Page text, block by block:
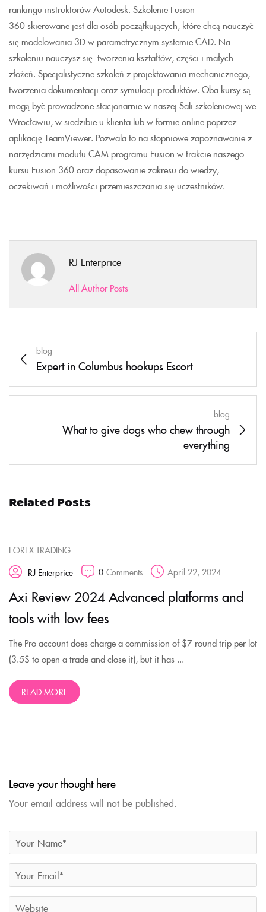
rankingu instruktorów Autodesk. Szkolenie Fusion
360 skierowane jest dla osób początkujących, które chcą nauczyć
się modelowania 3D w parametrycznym systemie CAD. Na
szkoleniu nauczysz się tworzenia kształtów, części i małych
złożeń. Specjalistyczne szkoleń z projektowania mechanicznego,
tworzenia dokumentacji oraz symulacji produktów. Oba kursy są
mogą być prowadzone stacjonarnie w naszej Sali szkoleniowej we
Wrocławiu, w siedzibie u klienta lub w formie online poprzez
aplikację TeamViewer. Pozwala to na stopniowe zapoznawanie z
narzędziami modułu CAM programu Fusion w trakcie naszego
kursu Fusion 360 oraz dopasowanie zakresu do wiedzy,
oczekiwań i możliwości przemieszczania się uczestników.
RJ Enterprice
All Author Posts
blog
Expert in Columbus hookups Escort
blog
What to give dogs who chew through
everything
Related Posts
FOREX TRADING
RJ Enterprice
0 Comments April 22, 2024
Axi Review 2024 Advanced platforms and
tools with low fees
The Pro account does charge a commission of $7 round trip per lot
(3.5$ to open a trade and close it), but it has ...
READ MORE
Leave your thought here
Your email address will not be published.